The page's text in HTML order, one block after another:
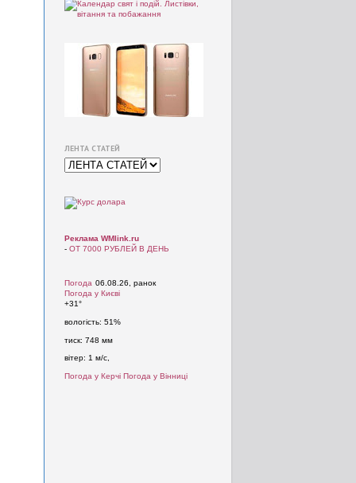
ЛЕНТА СТАТЕЙ
Реклама WMlink.ru
- ОТ 7000 РУБЛЕЙ В ДЕНЬ
Погода 06.08.26, ранок
Погода у Києві
+31°
вологість: 51%
тиск: 748 мм
вітер: 1 м/с,
Погода у Керчі Погода у Вінниці